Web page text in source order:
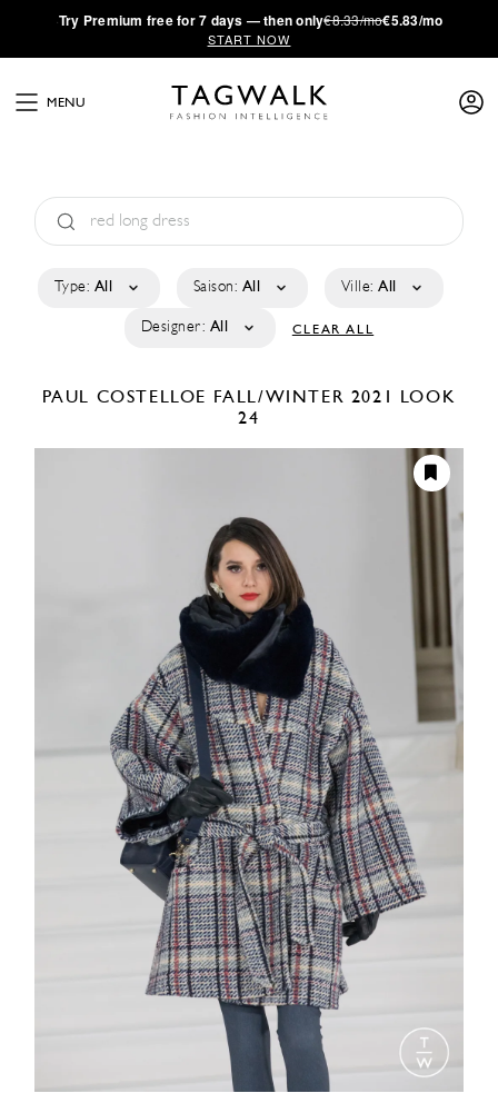
·Try Premium free for 7 days — then only€8.33/mo€5.83/mo
START NOW
MENU
Type: All Saison: All Ville: All
Designer: All CLEAR ALL
PAUL COSTELLOE FALL/WINTER 2021
LOOK
24